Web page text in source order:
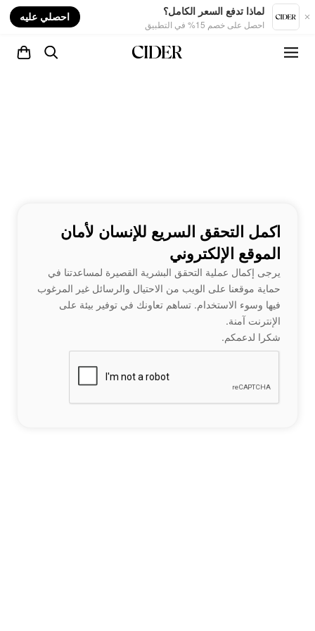
لماذا تدفع السعر الكامل؟
احصل على خصم 15% في التطبيق
احصلي عليه
اكمل التحقق السريع للإنسان لأمان
الموقع الإلكتروني
يرجى إكمال عملية التحقق البشرية القصيرة لمساعدتنا في
حماية موقعنا على الويب من الاحتيال والرسائل غير المرغوب
فيها وسوء الاستخدام. تساهم تعاونك في توفير بيئة على
الإنترنت آمنة.
شكرا لدعمكم.